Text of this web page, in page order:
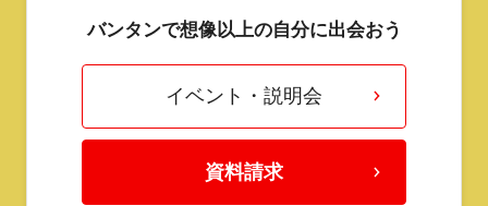
バンタンで想像以上の自分に出会おう
イベント・説明会
資料請求